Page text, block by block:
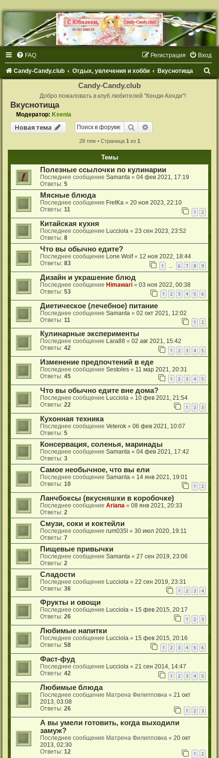
FAQ Вход
Регистрация
Candy-Candy.club Отдых, увлечения и хобби Вкуснотища
Candy-Candy.club
Добро пожаловать в клуб любителей "Кенди-Кенди"!
Вкуснотища
Модератор: Ksenia
Новая тема Поиск
28 тем • Страница 1 из 1
Темы
Полезные ссылочки по кулинарии
Последнее сообщение Samanta « 04 фев 2021, 17:19
Ответы: 5
Мясные блюда
Последнее сообщение FretKa « 20 ноя 2023, 22:10
Ответы: 11 1 2
Китайская кухня
Последнее сообщение Lucciola « 23 сен 2023, 23:52
Ответы: 8
Что вы обычно едите?
Последнее сообщение Lone Wolf« 12 ноя 2022, 18:44
Ответы: 83 1 6 7 8 9
Дизайн и украшение блюд
Последнее сообщение Himawari « 03 ноя 2022, 00:38
Ответы: 53 1 2 3 4 5 6
Диетическое (лечебное) питание
Последнее сообщение Samanta « 02 окт 2021, 12:02
Ответы: 11 1 2
Кулинарные эксперименты
Последнее сообщение Lara88 « 02 авг 2021, 15:42
Ответы: 42 1 2 3 4 5
Изменение предпочтений в еде
Последнее сообщение Sestoles « 11 мар 2021, 20:31
Ответы: 45 1 2 3 4 5
Что вы обычно едите вне дома?
Последнее сообщение Lucciola « 10 фев 2021, 21:54
Ответы: 22 1 2 3
Кухонная техника
Последнее сообщение Veterok « 06 фев 2021, 10:07
Ответы: 5
Консервация, соленья, маринады
Последнее сообщение Samanta « 04 фев 2021, 17:42
Ответы: 3
Самое необычное, что вы ели
Последнее сообщение Samanta « 14 янв 2021, 19:01
Ответы: 10 1 2
Ланчбоксы (вкусняшки в коробочке)
Последнее сообщение Ariana « 08 янв 2021, 20:33
Ответы: 2
Смузи, соки и коктейли
Последнее сообщение rum035l « 30 июл 2020, 19:11
Ответы: 7
Пищевые привычки
Последнее сообщение Samanta « 27 сен 2019, 23:06
Ответы: 2
Сладости
Последнее сообщение Lucciola « 22 сен 2019, 23:31
Ответы: 36 1 2 3 4
Фрукты и овощи
Последнее сообщение Lucciola « 15 фев 2015, 20:17
Ответы: 26 1 2 3
Любимые напитки
Последнее сообщение Lucciola « 15 фев 2015, 20:16
Ответы: 58 1 2 3 4 5 6
Фаст-фуд
Последнее сообщение Lucciola « 21 сен 2014, 14:47
Ответы: 42 1 2 3 4 5
Любимые блюда
Последнее сообщение Матрена Филипповна « 21 окт
2013, 03:08
Ответы: 26 1 2 3
А вы умели готовить, когда выходили
замуж?
Последнее сообщение Матрена Филипповна « 20 окт
2013, 02:30
Ответы: 12 1 2